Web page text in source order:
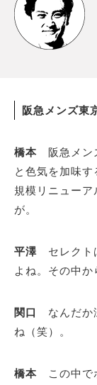
阪急メンズ東
橋本 阪急メン
と色気を加味
規模リニュー
が。
平澤 セレクト
よね。その中か
関口 なんだか
ね（笑）。
橋本
この中で